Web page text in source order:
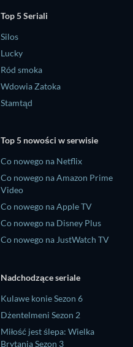
Top 5 Seriali
Silos
Lucky
Ród smoka
Wdowia Zatoka
Stamtąd
Top 5 nowości w serwisie
Co nowego na Netflix
Co nowego na Amazon Prime
Video
Co nowego na Apple TV
Co nowego na Disney Plus
Co nowego na JustWatch TV
Nadchodzące seriale
Kulawe konie Sezon 6
Dżentelmeni Sezon 2
Miłość jest ślepa: Wielka
Brytania Sezon 3